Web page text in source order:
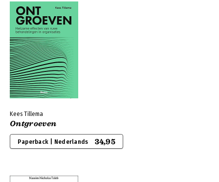
Kees Tillema
Ontgroeven
Paperback | Nederlands 34,95